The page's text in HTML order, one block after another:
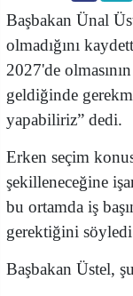
Başbakan Ünal
olmadığını
2027'de
geldiğinde
yapabiliriz” dedi.
Erken seçim
şekilleneceğine
bu ortamda iş
gerektiğini
Başbakan Üstel,